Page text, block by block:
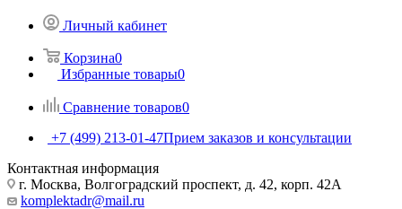
Личный кабинет
Корзина0
Избранные товары0
Сравнение товаров0
+7 (499) 213-01-47Прием заказов и консультации
Контактная информация
г. Москва, Волгоградский проспект, д. 42, корп. 42А
komplektadr@mail.ru